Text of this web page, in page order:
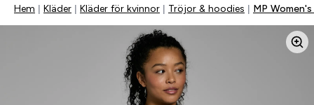
Hem Kläder Kläder för kvinnor Tröjor & hoodies MP